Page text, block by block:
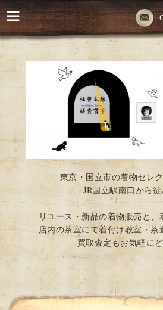
東京・国立市の着物セレ
JR国立駅南口から徒
リユース・新品の着物販売と、
店内の茶室にて着付け教室・茶
買取査定もお気軽にど